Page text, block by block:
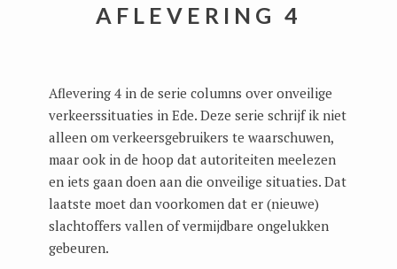
AFLEVERING 4
Aflevering 4 in de serie columns over onveilige
verkeerssituaties in Ede. Deze serie schrijf ik niet
alleen om verkeersgebruikers te waarschuwen,
maar ook in de hoop dat autoriteiten meelezen
en iets gaan doen aan die onveilige situaties. Dat
laatste moet dan voorkomen dat er (nieuwe)
slachtoffers vallen of vermijdbare ongelukken
gebeuren.